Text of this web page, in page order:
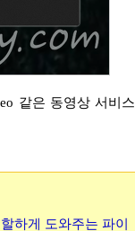
하게 도와주는 파이